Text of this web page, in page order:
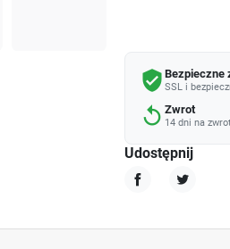
verified_user Bezpieczne
SSL i
replay Zwrot
14 dni na
Udostępnij